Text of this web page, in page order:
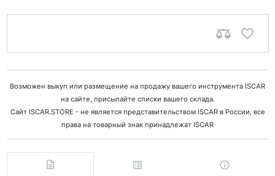
Возможен выкуп или размещение на продажу вашего инструмента ISCAR
на сайте, присылайте списки вашего склада.
Сайт ISCAR.STORE - не является представительством ISCAR в России, все
права на товарный знак принадлежат ISCAR